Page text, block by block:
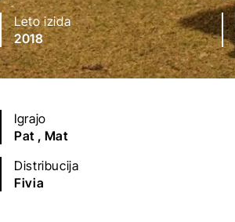
Leto izida
2018
Igrajo
Pat , Mat
Distribucija
Fivia